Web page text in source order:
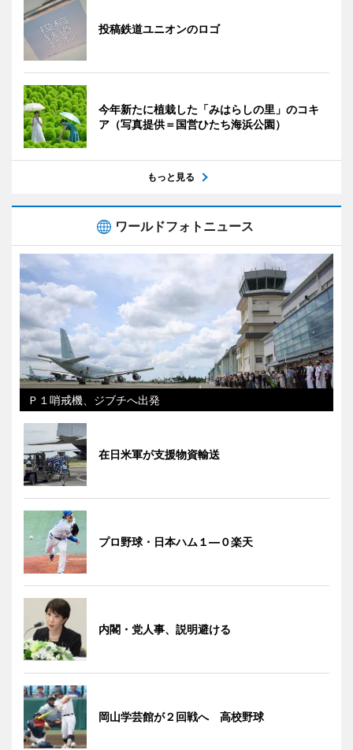
投稿鉄道ユニオンのロゴ
今年新たに植栽した「みはらしの里」のコキ
ア（写真提供＝国営ひたち海浜公園）
もっと見る
ワールドフォトニュース
Ｐ１哨戒機、ジブチへ出発
在日米軍が支援物資輸送
プロ野球・日本ハム１―０楽天
内閣・党人事、説明避ける
岡山学芸館が２回戦へ 高校野球